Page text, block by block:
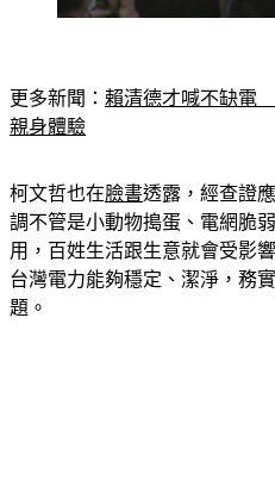
更多新聞： 賴清德才喊不缺電
親身體驗
柯文哲也在臉書透露，經查證
調不管是小動物搗蛋、電網脆
用，百姓生活跟生意就會受影
台灣電力能夠穩定、潔淨，務
題。